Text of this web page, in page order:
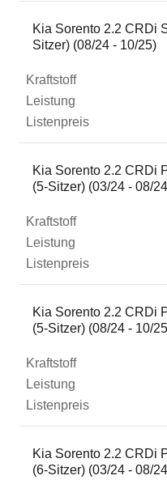
Kia Sorento 2.2 CRDi
Sitzer) (08/24 - 10/25)
Kia Sorento 2.2 CRDi
(5-Sitzer) (03/24 - 08/
Kia Sorento 2.2 CRDi
(5-Sitzer) (08/24 - 10/
Kia Sorento 2.2 CRDi
(6-Sitzer) (03/24 - 08/